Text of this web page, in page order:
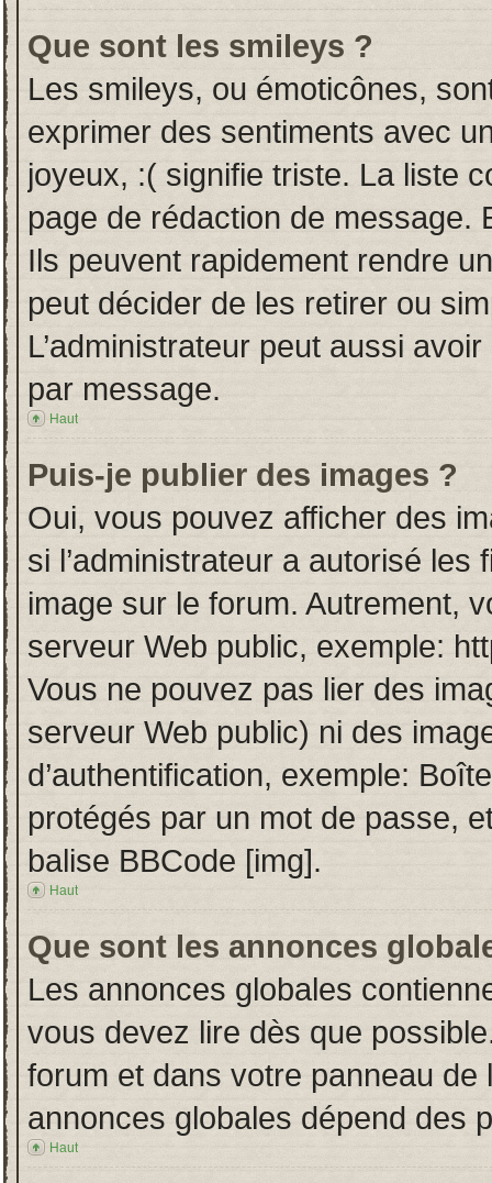
Que sont les smileys ?
Les smileys, ou émoticônes,
exprimer des sentiments avec
joyeux, :( signifie triste. La liste
page de rédaction de message.
Ils peuvent rapidement rendre
peut décider de les retirer ou
L’administrateur peut aussi
par message.
Haut
Puis-je publier des images ?
Oui, vous pouvez afficher des
si l’administrateur a autorisé
image sur le forum. Autrement,
serveur Web public, exemple:
Vous ne pouvez pas lier des
serveur Web public) ni des
d’authentification, exemple:
protégés par un mot de passe,
balise BBCode [img].
Haut
Que sont les annonces
Les annonces globales
vous devez lire dès que
forum et dans votre panneau de
annonces globales dépend des
Haut